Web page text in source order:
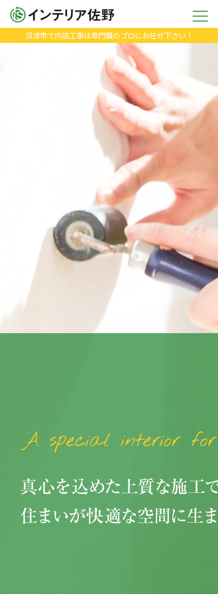
沼津市で内装工事は専門職のプロにお任せ下さい！
2026/01/04
大掃除をしてわかった、浴室の窓にはフッ素コー
トのブラインド…